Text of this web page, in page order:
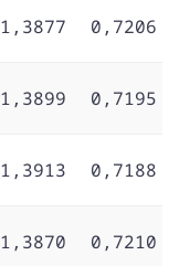
1,3877 0,7206
1,3899 0,7195
1,3913 0,7188
1,3870 0,7210